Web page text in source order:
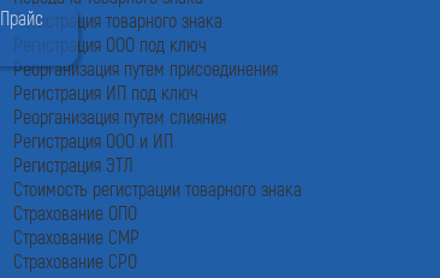
Регистрация товарного знака
Регистрация ООО под ключ
Реорганизация путем присоединения
Регистрация ИП под ключ
Реорганизация путем слияния
Регистрация ООО и ИП
Регистрация ЭТЛ
Стоимость регистрации товарного знака
Страхование ОПО
Страхование СМР
Страхование СРО
Прайс